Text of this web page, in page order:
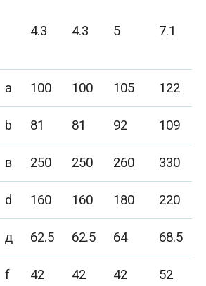
4.3 4.3 5 7.1
a 100 100 105
122
b
81 81 92
109
в
250 250 260
330
d
160 160 180
220
д
62.5 62.5 64
68.5
f
42 42 42
52